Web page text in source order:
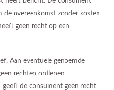
de overeenkomst zonder kosten
geen recht op een
Aan eventuele genoemde
rechten ontlenen.
de consument geen recht